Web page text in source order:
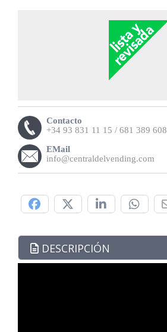
Contacto
+34 93 831 11 15 / 681 389 608
EMail
info@centraldelvending.com
DESCRIPCIÓN